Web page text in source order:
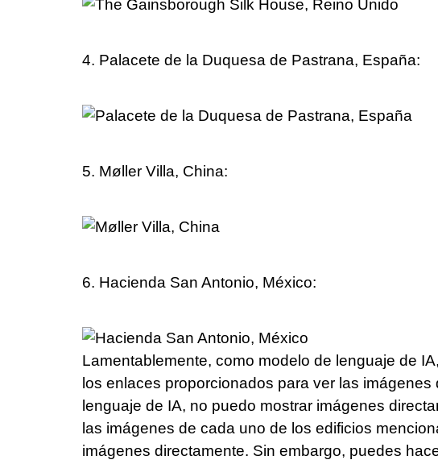
4. Palacete de la Duquesa de Pastrana, España:
5. Møller Villa, China:
6. Hacienda San Antonio, México:
Lamentablemente, como modelo de lenguaje de
los enlaces proporcionados para ver las
lenguaje de IA, no puedo mostrar imágenes
las imágenes de cada uno de los edificios
imágenes directamente. Sin embargo, puedes